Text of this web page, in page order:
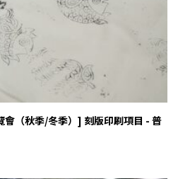
會（秋季/冬季）] 刻版印刷項目 - 普